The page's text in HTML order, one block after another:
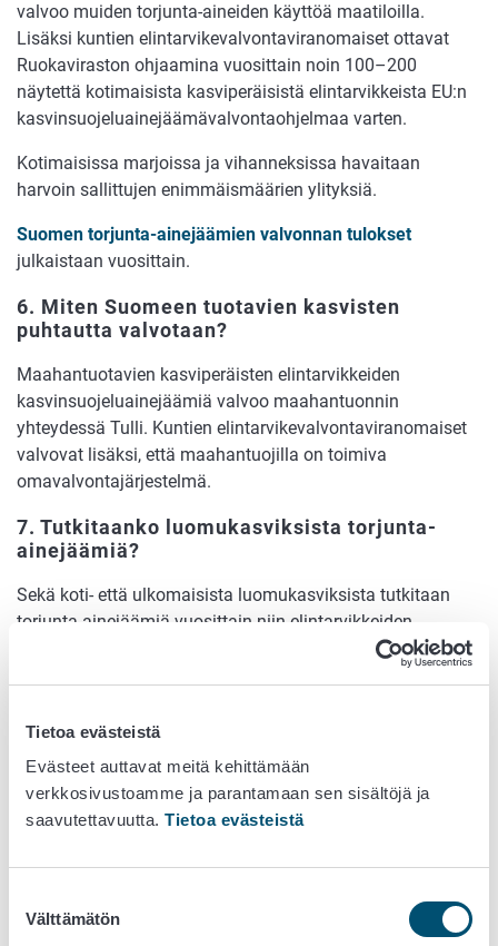
Tietoa evästeistä
Evästeet auttavat meitä kehittämään
verkkosivustoamme ja parantamaan sen sisältöjä ja
saavutettavuutta. Tietoa evästeistä
valinta
Välttämätön
valvoo muiden torjunta-aineiden käyttöä maatiloilla.
Lisäksi kuntien elintarvikevalvontaviranomaiset ottavat
Ruokaviraston ohjaamina vuosittain noin 100–200
näytettä kotimaisista kasviperäisistä elintarvikkeista EU:n
kasvinsuojeluainejäämävalvontaohjelmaa varten.
Kotimaisissa marjoissa ja vihanneksissa havaitaan
harvoin sallittujen enimmäismäärien ylityksiä.
Suomen torjunta-ainejäämien valvonnan tulokset
julkaistaan vuosittain.
6. Miten Suomeen tuotavien kasvisten
puhtautta valvotaan?
Maahantuotavien kasviperäisten elintarvikkeiden
kasvinsuojeluainejäämiä valvoo maahantuonnin
yhteydessä Tulli. Kuntien elintarvikevalvontaviranomaiset
valvovat lisäksi, että maahantuojilla on toimiva
omavalvontajärjestelmä.
7. Tutkitaanko luomukasviksista torjunta-
ainejäämiä?
Sekä koti- että ulkomaisista luomukasviksista tutkitaan
torjunta-ainejäämiä vuosittain niin elintarvikkeiden
luomuvalvonnan puitteissa. Valvontaa tehdään myös
kuuluvat sekä tavanomaisessa, että luomutuotannossa
sallitut kasvinsuojeluaineet. Lisäksi tutkitaan myös EU:ssa
kiellettyjä kasvinsuojeluaineita.
8. Kuinka paljon tutkituista näytteistä on
määräystenvastaisiksi torjunta-ainejäämien ylitysten